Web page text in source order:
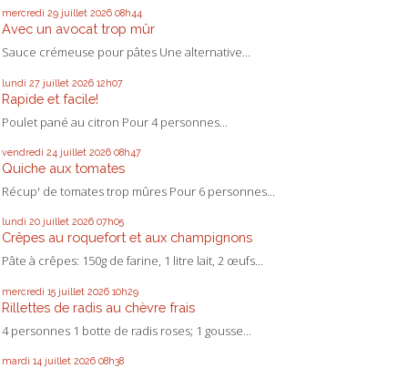
mercredi 29 juillet 2026 08h44
Avec un avocat trop mûr
Sauce crémeuse pour pâtes Une alternative...
lundi 27 juillet 2026 12h07
Rapide et facile!
Poulet pané au citron Pour 4 personnes...
vendredi 24 juillet 2026 08h47
Quiche aux tomates
Récup' de tomates trop mûres Pour 6 personnes...
lundi 20 juillet 2026 07h05
Crêpes au roquefort et aux champignons
Pâte à crêpes: 150g de farine, 1 litre lait, 2 œufs...
mercredi 15 juillet 2026 10h29
Rillettes de radis au chèvre frais
4 personnes 1 botte de radis roses; 1 gousse...
mardi 14 juillet 2026 08h38